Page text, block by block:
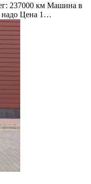
237000 км Машина в
надо Цена 1…